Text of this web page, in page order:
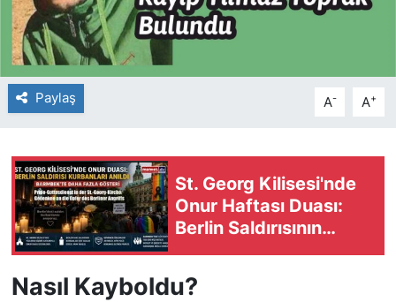
Paylaş A- A+
St. Georg Kilisesi'nde
Onur Haftası Duası:
Berlin Saldırısının
Kurbanları Anıldı
Nasıl Kayboldu?